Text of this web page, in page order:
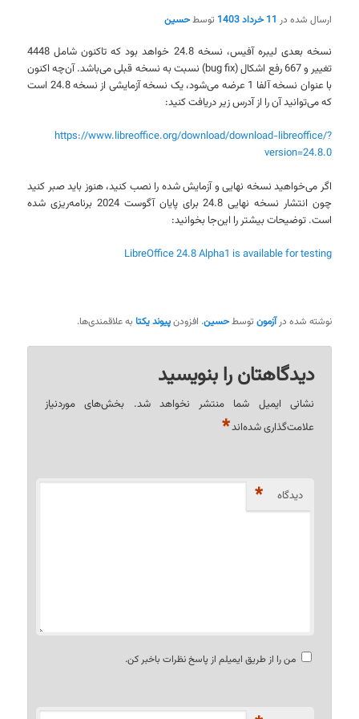
ارسال شده در 11 خرداد 1403 توسطحسین
نسخه بعدی لیبره آفیس، نسخه 24.8 خواهد بود که تاکنون شامل 4448
تغییر و 667 رفع اشکال (bug fix) نسبت به نسخه قبلی می‌باشد. آن‌چه اکنون
با عنوان نسخه آلفا 1 عرضه می‌شود، یک نسخه آزمایشی از نسخه 24.8 است
که می‌توانید آن را از آدرس زیر دریافت کنید:
https://www.libreoffice.org/download/download-libreoffice/?
version=24.8.0
اگر می‌خواهید نسخه نهایی و آزمایش شده را نصب کنید، هنوز باید صبر کنید
چون انتشار نسخه نهایی 24.8 برای پایان آگوست 2024 برنامه‌ریزی شده
است. توضیحات بیشتر را این‌جا بخوانید:
LibreOffice 24.8 Alpha1 is available for testing
نوشته شده درآزمون توسطحسین. افزودنپیوند یکتا به علاقمندی‌ها.
دیدگاهتان را بنویسید
نشانی ایمیل شما منتشر نخواهد شد.
بخش‌های موردنیاز
علامت‌گذاری شده‌اند*
دیدگاه *
من را از طریق ایمیلم از پاسخ نظرات باخبر کن.